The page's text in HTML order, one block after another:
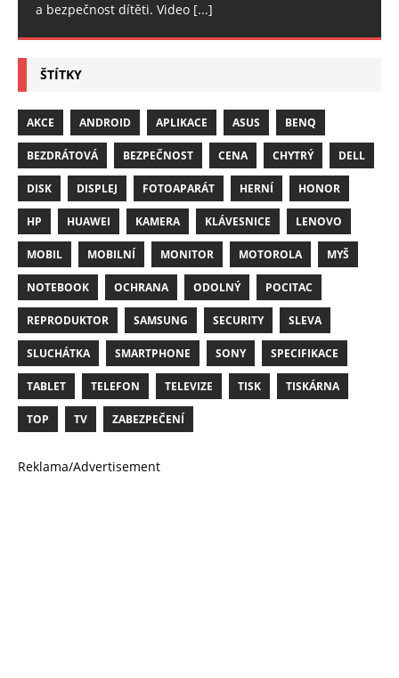
a bezpečnost dítěti. Video [...]
ŠTÍTKY
AKCE ANDROID APLIKACE ASUS BENQ
BEZDRÁTOVÁ BEZPEČNOST CENA CHYTRÝ DELL
DISK DISPLEJ FOTOAPARÁT HERNÍ HONOR
HP HUAWEI KAMERA KLÁVESNICE LENOVO
MOBIL MOBILNÍ MONITOR MOTOROLA MYŠ
NOTEBOOK OCHRANA ODOLNÝ POCITAC
REPRODUKTOR SAMSUNG SECURITY SLEVA
SLUCHÁTKA SMARTPHONE SONY SPECIFIKACE
TABLET TELEFON TELEVIZE TISK TISKÁRNA
TOP TV ZABEZPEČENÍ
Reklama/Advertisement